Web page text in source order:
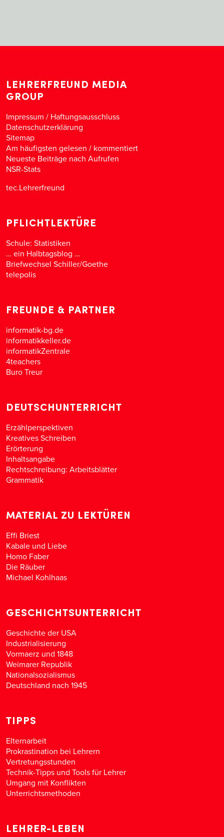
LEHRERFREUND MEDIA
GROUP
Impressum / Haftungsausschluss
Datenschutzerklärung
Sitemap
Am häufigsten gelesen / kommentiert
Neueste Beiträge nach Aufrufen
NSR-Stats
tec.Lehrerfreund
PFLICHTLEKTÜRE
Schule: Statistiken
… ein Halbtagsblog …
Briefwechsel Schiller/Goethe
telepolis
FREUNDE & PARTNER
informatik-bg.de
informatikkeller.de
informatikZentrale
4teachers
Buro Treur
DEUTSCHUNTERRICHT
Erzählperspektiven
Kreatives Schreiben
Erörterung
Inhaltsangabe
Rechtschreibung: Arbeitsblätter
Grammatik
MATERIAL ZU LEKTÜREN
Effi Briest
Kabale und Liebe
Homo Faber
Die Räuber
Michael Kohlhaas
GESCHICHTSUNTERRICHT
Geschichte der USA
Industrialisierung
Vormaerz und 1848
Weimarer Republik
Nationalsozialismus
Deutschland nach 1945
TIPPS
Elternarbeit
Prokrastination bei Lehrern
Vertretungsstunden
Technik-Tipps und Tools für Lehrer
Umgang mit Konflikten
Unterrichtsmethoden
LEHRER-LEBEN